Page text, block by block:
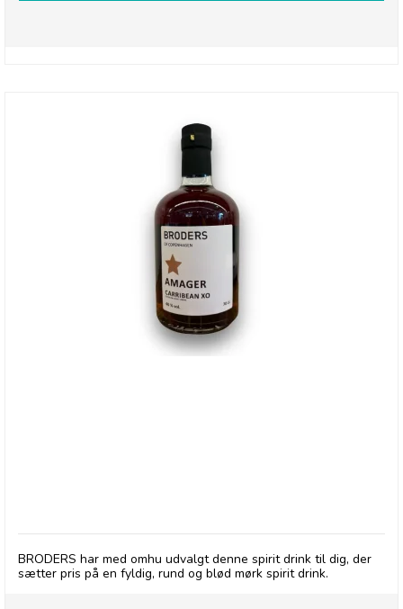
BRODERS har med omhu udvalgt denne spirit drink til dig, der
sætter pris på en fyldig, rund og blød mørk spirit drink.